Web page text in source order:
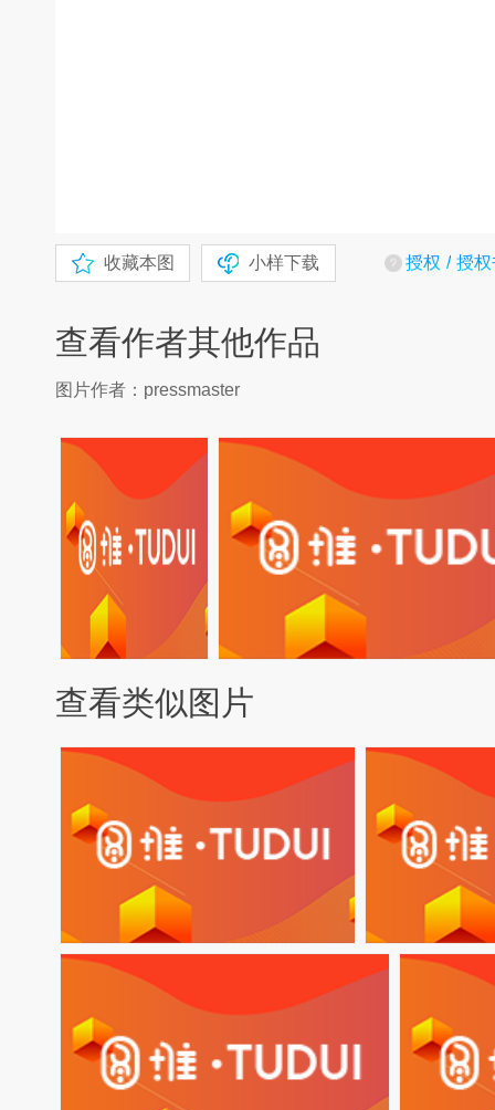
收藏本图 小样下载 授权 授权
查看作者其他作品
图片作者：pressmaster
查看类似图片